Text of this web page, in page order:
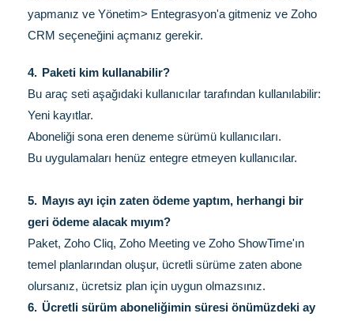
yapmanız ve Yönetim> Entegrasyon'a gitmeniz ve Zoho
CRM seçeneğini açmanız gerekir.
4. Paketi kim kullanabilir?
Bu araç seti aşağıdaki kullanıcılar tarafından kullanılabilir:
Yeni kayıtlar.
Aboneliği sona eren deneme sürümü kullanıcıları.
Bu uygulamaları henüz entegre etmeyen kullanıcılar.
5. Mayıs ayı için zaten ödeme yaptım, herhangi bir
geri ödeme alacak mıyım?
Paket, Zoho Cliq, Zoho Meeting ve Zoho ShowTime'ın
temel planlarından oluşur, ücretli sürüme zaten abone
olursanız, ücretsiz plan için uygun olmazsınız.
6. Ücretli sürüm aboneliğimin süresi önümüzdeki ay